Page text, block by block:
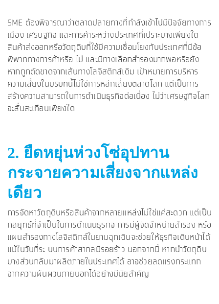
SME ต้องพิจารณาว่าตลาดปลายทางที่กำลังเข้าไปมีปัจจัยทางการ
เมือง เศรษฐกิจ และการค้าระหว่างประเทศที่เปราะบางเพียงใด
สินค้าส่งออกหรือวัตถุดิบที่ใช้มีความเชื่อมโยงกับประเทศที่มีข้อ
พิพาททางการค้าหรือ ไม่ และมีทางเลือกสำรองมากพอหรือยัง
หากถูกตัดขาดจากเส้นทางโลจิสติกส์เดิม เป้าหมายการบริหาร
ความเสี่ยงในบริบทนี้ไม่ใช่การหลีกเลี่ยงตลาดโลก แต่เป็นการ
สร้างความสามารถในการดำเนินธุรกิจต่อเนื่อง ไม่ว่าเศรษฐกิจโลก
จะสั่นสะเทือนเพียงใด
2. ยืดหยุ่นห่วงโซ่อุปทาน
กระจายความเสี่ยงจากแหล่ง
เดียว
การจัดหาวัตถุดิบหรือสินค้าจากหลายแหล่งไม่ใช่แค่สะดวก แต่เป็น
กลยุทธ์ที่จำเป็นในการดำเนินธุรกิจ การมีผู้จัดจำหน่ายสำรอง หรือ
แผนสำรองทางโลจิสติกส์ในยามฉุกเฉินจะช่วยให้ธุรกิจเดินหน้าได้
แม้ในวันที่ระ บบการค้าสากลมีรอยร้าว นอกจากนี้ หากนำวัตถุดิบ
บางส่วนกลับมาผลิตภายในประเทศได้ อาจช่วยลดแรงกระแทก
จากความผันผวนภายนอกได้อย่างมีนัยสำคัญ